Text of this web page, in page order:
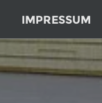
IMPRESSUM